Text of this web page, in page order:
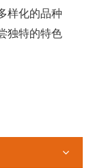
样化的品种
独特的特色